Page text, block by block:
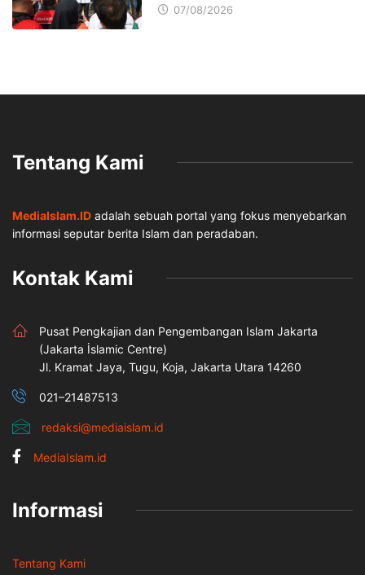
07/08/2026
Tentang Kami
MediaIslam.ID adalah sebuah portal yang fokus menyebarkan
informasi seputar berita Islam dan peradaban.
Kontak Kami
Pusat Pengkajian dan Pengembangan Islam Jakarta
(Jakarta İslamic Centre)
Jl. Kramat Jaya, Tugu, Koja, Jakarta Utara 14260
021–21487513
redaksi@mediaislam.id
MediaIslam.id
Informasi
Tentang Kami